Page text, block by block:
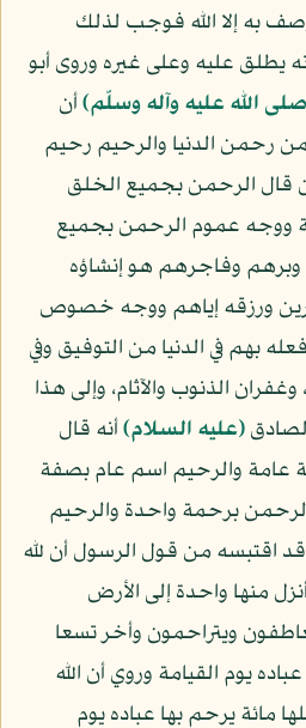
به إلا الله فوجب لذلك
يطلق عليه وعلى غيره وروى أبو
الله عليه وآله وسلّم)أن
رحمن الدنيا والرحيم رحيم
قال الرحمن بجميع الخلق
ووجه عموم الرحمن بجميع
وفاجرهم هو إنشاؤه
ورزقه إياهم ووجه خصوص
بهم في الدنيا من التوفيق وفي
الذنوب والآثام، وإلى هذا
(عليه السلام)أنه قال
والرحيم اسم عام بصفة
برحمة واحدة والرحيم
اقتبسه من قول الرسول أن لله
منها واحدة إلى الأرض
ويتراحمون وأخر تسعا
يوم القيامة وروي أن الله
مائة يرحم بها عباده يوم